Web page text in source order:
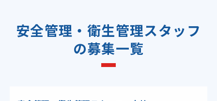
安全管理・衛生管理スタッフ
の募集一覧